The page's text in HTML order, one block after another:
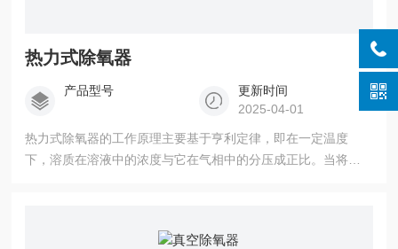
热力式除氧器
产品型号
更新时间
2025-04-01
热力式除氧器的工作原理主要基于亨利定律，即在一定温度
下，溶质在溶液中的浓度与它在气相中的分压成正比。当将水